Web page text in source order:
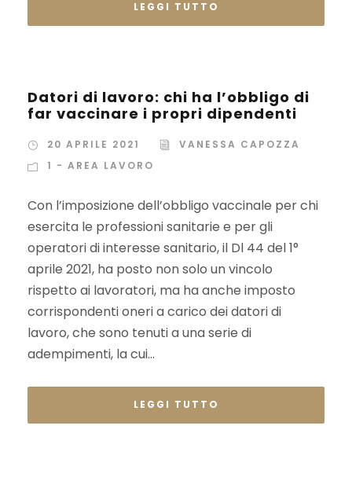
LEGGI TUTTO
Datori di lavoro: chi ha l’obbligo di
far vaccinare i propri dipendenti
20 APRILE 2021
VANESSA CAPOZZA
1 - AREA LAVORO
Con l’imposizione dell’obbligo vaccinale per chi
esercita le professioni sanitarie e per gli
operatori di interesse sanitario, il Dl 44 del 1°
aprile 2021, ha posto non solo un vincolo
rispetto ai lavoratori, ma ha anche imposto
corrispondenti oneri a carico dei datori di
lavoro, che sono tenuti a una serie di
adempimenti, la cui...
LEGGI TUTTO